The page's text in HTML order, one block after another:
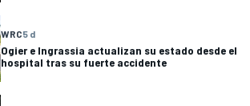
WRC5 d
Ogier e Ingrassia actualizan su estado desde el
hospital tras su fuerte accidente